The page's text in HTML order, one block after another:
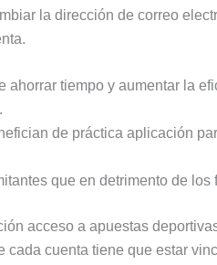
la dirección de correo
ahorrar tiempo y aumentar la
de práctica aplicación
que en detrimento de los
acceso a apuestas
cuenta tiene que estar